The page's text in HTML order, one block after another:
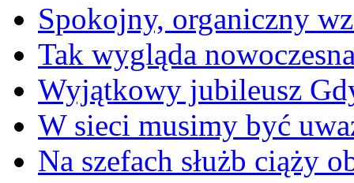
Spokojny, organiczny
Tak wygląda
Wyjątkowy jubileusz
W sieci musimy być
Na szefach służb ciąży